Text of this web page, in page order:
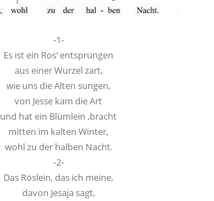
-1-
Es ist ein Ros‘ entsprungen
aus einer Wurzel zart,
wie uns die Alten sungen,
von Jesse kam die Art
und hat ein Blümlein ‚bracht
mitten im kalten Winter,
wohl zu der halben Nacht.
-2-
Das Röslein, das ich meine,
davon Jesaja sagt,